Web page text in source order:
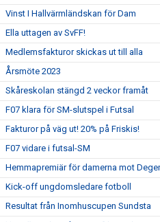
Vinst I Hallvärmländskan för Dam
Ella uttagen av SvFF!
Medlemsfakturor skickas ut till alla
Årsmöte 2023
Skåreskolan stängd 2 veckor framåt
F07 klara för SM-slutspel i Futsal
Fakturor på väg ut! 20% på Friskis!
F07 vidare i futsal-SM
Hemmapremiär för damerna mot
Kick-off ungdomsledare fotboll
Resultat från Inomhuscupen Sundsta